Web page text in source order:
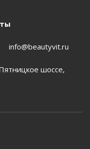
info@beautyvit.ru
шоссе,